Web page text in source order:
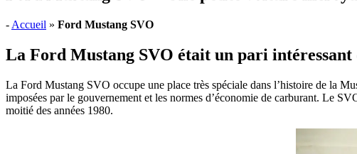
- Accueil » Ford Mustang SVO
La Ford Mustang SVO était un pari intéressant
La Ford Mustang SVO occupe une place très spéciale dans l’histoire de la
imposées par le gouvernement et les normes d’économie de carburant. Le
moitié des années 1980.